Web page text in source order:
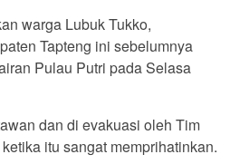
warga Lubuk Tukko,
Tapteng ini sebelumnya
Pulau Putri pada Selasa
dan di evakuasi oleh Tim
itu sangat memprihatinkan.